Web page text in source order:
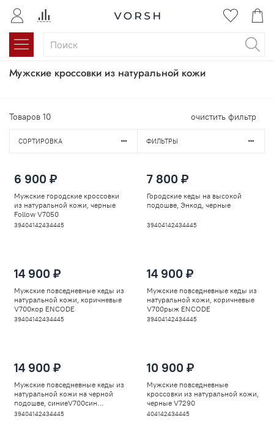
Мужские кроссовки из натуральной кожи
Товаров 10 очистить фильтр
СОРТИРОВКА ФИЛЬТРЫ
6 900 ₽
Мужские городские кроссовки
из натуральной кожи, черные
Follow V7050
39404142434445
7 800 ₽
Городские кеды на высокой
подошве, Энкод, черные
39404142434445
14 900 ₽
Мужские повседневные кеды из
натуральной кожи, коричневые
V700кор ENCODE
39404142434445
14 900 ₽
Мужские повседневные кеды из
натуральной кожи, коричневые
V700рыж ENCODE
39404142434445
14 900 ₽
Мужские повседневные кеды из
натуральной кожи на черной
подошве, синиеV700син
ENCODE
39404142434445
10 900 ₽
Мужские повседневные
кроссовки из натуральной кожи,
черные V7290
404142434445